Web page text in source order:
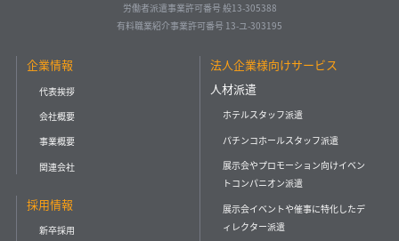
労働者派遣事業許可番号 般13-305388
有料職業紹介事業許可番号 13-ユ-303195
企業情報
代表挨拶
会社概要
事業概要
関連会社
採用情報
新卒採用
法人企業様向けサービス
人材派遣
ホテルスタッフ派遣
パチンコホールスタッフ派遣
展示会やプロモーション向けイベン
トコンパニオン派遣
展示会イベントや催事に特化したデ
ィレクター派遣